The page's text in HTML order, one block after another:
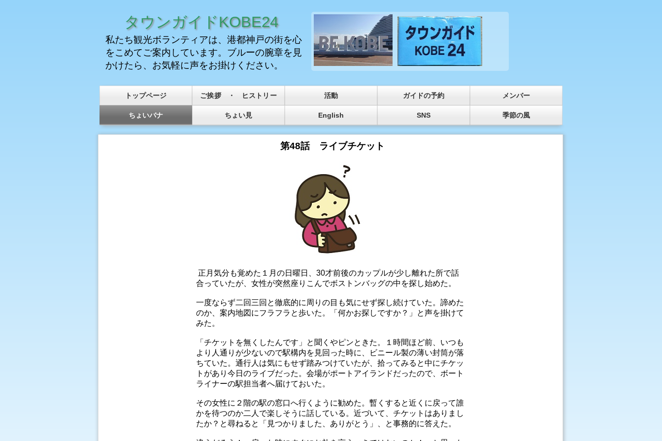
タウンガイドKOBE24
私たち観光ボランティアは、港都神戸の街を心
をこめてご案内しています。ブルーの腕章を見
かけたら、お気軽に声をお掛けください。
トップページ ご挨拶 ・ ヒストリー 活動 ガイドの予約 メンバー
ちょいバナ ちょい見 English SNS 季節の風
第48話 ライブチケット
正月気分も覚めた１月の日曜日、30才前後のカップルが少し離れた所で話
合っていたが、女性が突然座りこんでボストンバッグの中を探し始めた。
一度ならず二回三回と徹底的に周りの目も気にせず探し続けていた。諦めた
のか、案内地図にフラフラと歩いた。「何かお探しですか？」と声を掛けて
みた。
「チケットを無くしたんです」と聞くやピンときた。１時間ほど前、いつも
より人通りが少ないので駅構内を見回った時に、ビニール製の薄い封筒が落
ちていた。通行人は気にもせず踏みつけていたが、拾ってみると中にチケッ
トがあり今日のライブだった。会場がポートアイランドだったので、ボート
ライナーの駅担当者へ届けておいた。
その女性に２階の駅の窓口へ行くように勧めた。暫くすると近くに戻って誰
かを待つのか二人で楽しそうに話している。近づいて、チケットはありまし
たか？と尋ねると「見つかりました、ありがとう」、と事務的に答えた。